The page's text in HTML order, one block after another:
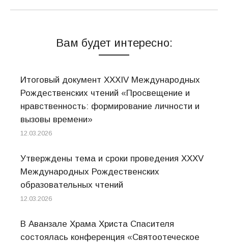
Вам будет интересно:
Итоговый документ XXХIV Международных
Рождественских чтений «Просвещение и
нравственность: формирование личности и
вызовы времени»
12.03.2026
Утверждены тема и сроки проведения XXXV
Международных Рождественских
образовательных чтений
12.03.2026
В Аванзале Храма Христа Спасителя
состоялась конференция «Святоотеческое